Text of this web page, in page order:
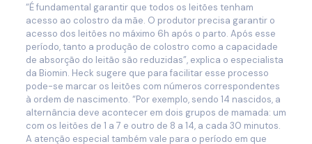
“É fundamental garantir que todos os leitões tenham
acesso ao colostro da mãe. O produtor precisa garantir o
acesso dos leitões no máximo 6h após o parto. Após esse
período, tanto a produção de colostro como a capacidade
de absorção do leitão são reduzidas”, explica o especialista
da Biomin. Heck sugere que para facilitar esse processo
pode-se marcar os leitões com números correspondentes
à ordem de nascimento. “Por exemplo, sendo 14 nascidos, a
alternância deve acontecer em dois grupos de mamada: um
com os leitões de 1 a 7 e outro de 8 a 14, a cada 30 minutos.
A atenção especial também vale para o período em que